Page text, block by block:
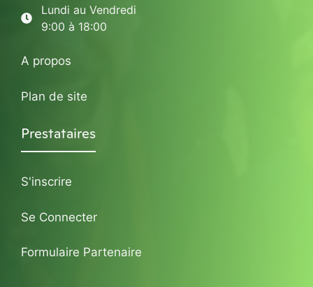
Lundi au Vendredi
9:00 à 18:00
A propos
Plan de site
Prestataires
S'inscrire
Se Connecter
Formulaire Partenaire